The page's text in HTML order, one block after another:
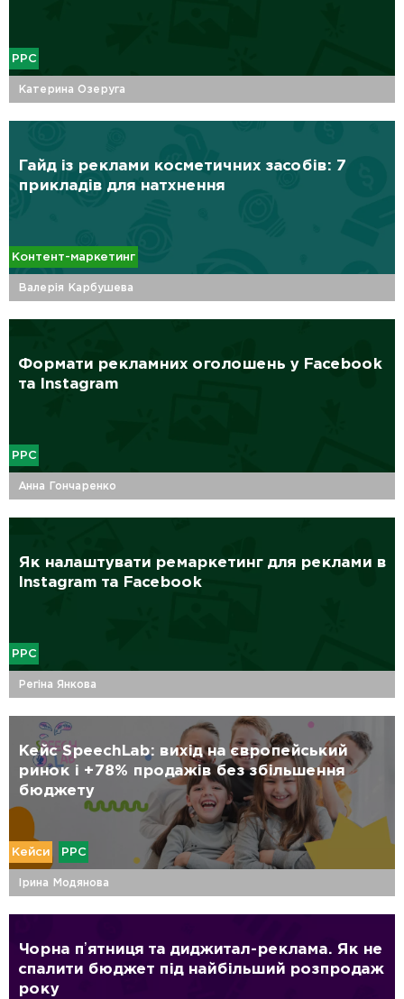
PPC
Катерина Озеруга
Гайд із реклами косметичних засобів: 7
прикладів для натхнення
Контент-маркетинг
Валерія Карбушева
Формати рекламних оголошень у Facebook
та Instagram
PPC
Анна Гончаренко
Як налаштувати ремаркетинг для реклами в
Instagram та Facebook
PPC
Регіна Янкова
Кейс SpeechLab: вихід на європейський
ринок і +78% продажів без збільшення
бюджету
Кейси PPC
Ірина Модянова
Чорна пʼятниця та диджитал-реклама. Як не
спалити бюджет під найбільший розпродаж
року